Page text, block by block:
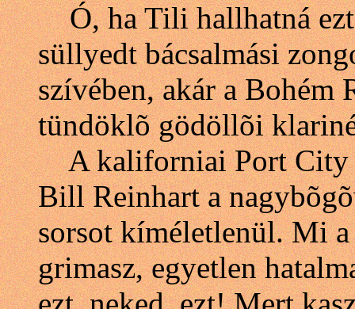
Ó, ha Tili hallhatná
süllyedt bácsalmási
szívében, akár a Bohém
tündöklõ gödöllõi
A kaliforniai Port City
Bill Reinhart a
sorsot kíméletlenül. Mi a
grimasz, egyetlen